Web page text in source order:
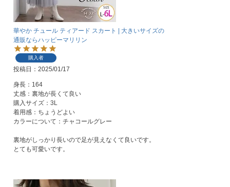
華やか チュール ティアード スカート | 大きいサイズの
通販ならハッピーマリリン
購入者
投稿日 2025/01/17
身長：164
丈感：裏地が長くて良い
購入サイズ：3L
着用感：ちょうどよい
カラーについて：チャコールグレー
裏地がしっかり長いので足が見えなくて良いです。
とても可愛いです。